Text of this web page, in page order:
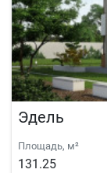
Эдель
Площадь, м²
131.25